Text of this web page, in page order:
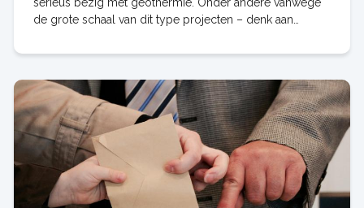
serieus bezig met geothermie. Onder andere vanwege
de grote schaal van dit type projecten – denk aan